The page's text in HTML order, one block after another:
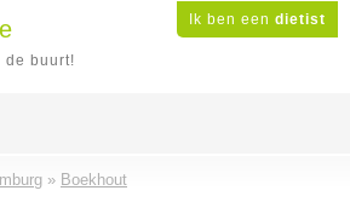
Ik ben een dietist
de buurt!
» Boekhout